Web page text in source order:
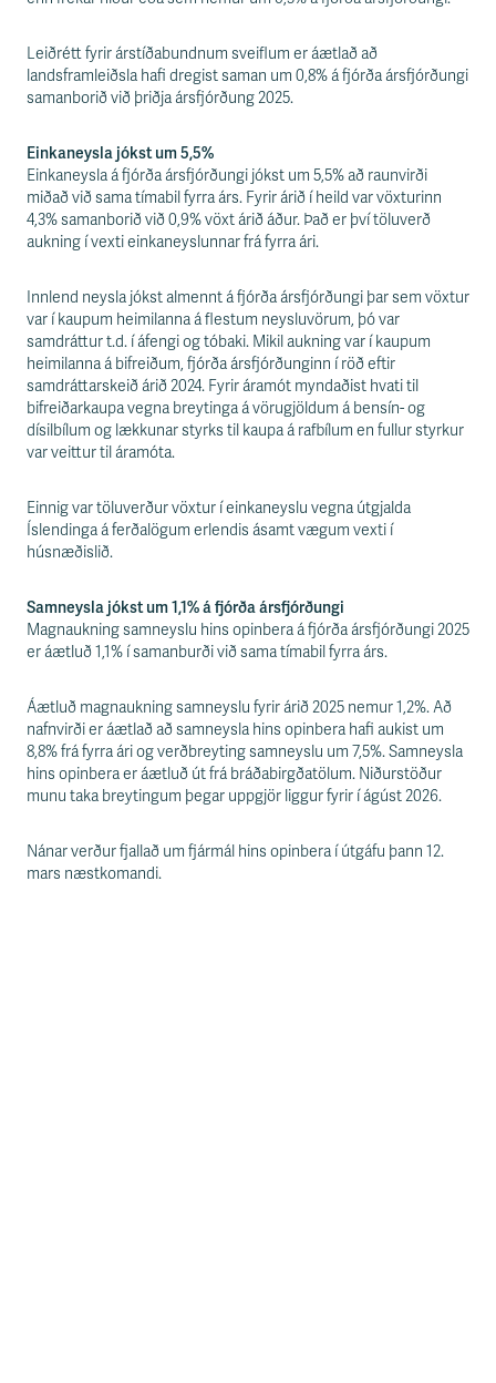
Leiðrétt fyrir árstíðabundnum sveiflum er áætlað að
landsframleiðsla hafi dregist saman um 0,8% á fjórða ársfjórðungi
samanborið við þriðja ársfjórðung 2025.
Einkaneysla jókst um 5,5%
Einkaneysla á fjórða ársfjórðungi jókst um 5,5% að raunvirði
miðað við sama tímabil fyrra árs. Fyrir árið í heild var vöxturinn
4,3% samanborið við 0,9% vöxt árið áður. Það er því töluverð
aukning í vexti einkaneyslunnar frá fyrra ári.
Innlend neysla jókst almennt á fjórða ársfjórðungi þar sem vöxtur
var í kaupum heimilanna á flestum neysluvörum, þó var
samdráttur t.d. í áfengi og tóbaki. Mikil aukning var í kaupum
heimilanna á bifreiðum, fjórða ársfjórðunginn í röð eftir
samdráttarskeið árið 2024. Fyrir áramót myndaðist hvati til
bifreiðarkaupa vegna breytinga á vörugjöldum á bensín- og
dísilbílum og lækkunar styrks til kaupa á rafbílum en fullur styrkur
var veittur til áramóta.
Einnig var töluverður vöxtur í einkaneyslu vegna útgjalda
Íslendinga á ferðalögum erlendis ásamt vægum vexti í
húsnæðislið.
Samneysla jókst um 1,1% á fjórða ársfjórðungi
Magnaukning samneyslu hins opinbera á fjórða ársfjórðungi 2025
er áætluð 1,1% í samanburði við sama tímabil fyrra árs.
Áætluð magnaukning samneyslu fyrir árið 2025 nemur 1,2%. Að
nafnvirði er áætlað að samneysla hins opinbera hafi aukist um
8,8% frá fyrra ári og verðbreyting samneyslu um 7,5%. Samneysla
hins opinbera er áætluð út frá bráðabirgðatölum. Niðurstöður
munu taka breytingum þegar uppgjör liggur fyrir í ágúst 2026.
Nánar verður fjallað um fjármál hins opinbera í útgáfu þann 12.
mars næstkomandi.